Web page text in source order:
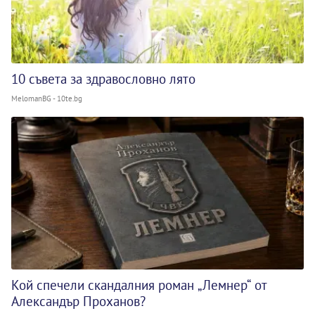
10 съвета за здравословно лято
MelomanBG - 10te.bg
Кой спечели скандалния роман „Лемнер“ от
Александър Проханов?